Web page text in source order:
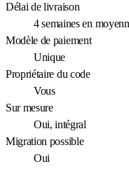
Délai de livraison
4 semaines en
Modèle de paiement
Unique
Propriétaire du code
Vous
Sur mesure
Oui, intégral
Migration possible
Oui